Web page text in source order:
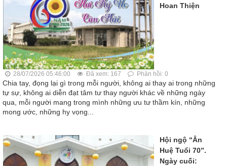
Hoan Thiện
28/07/2026 05:46:00 Đã xem: 167 Phản hồi: 0
Chia tay, đọng lại gì trong mỗi người, không ai thay ai trong những
tự sự, không ai diễn đạt tâm tư thay người khác về những ngày
qua, mỗi người mang trong mình những ưu tư thầm kín, những
mong ước, những hy vọng...
Hội ngộ “Ân
Huệ Tuổi 70”.
Ngày cuối: